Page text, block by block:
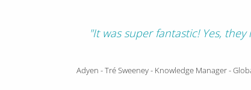
"It was super fantastic! Yes,
Adyen - Tré Sweeney - Knowledge Manager -